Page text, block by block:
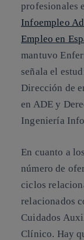
profesionales
Infoempleo
Empleo en
mantuvo
señala el
Dirección de
en ADE y
Ingeniería
En cuanto a
número de
ciclos
relacionados
Cuidados
Clínico. Hay